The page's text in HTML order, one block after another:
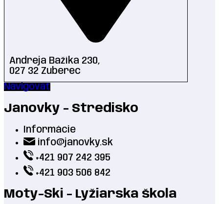
Andreja Bažíka 230,
027 32 Zuberec
Navigovať
Janovky - Stredisko
Informácie
info@janovky.sk
+421 907 242 395
+421 903 506 842
Moty-Ski - Lyžiarska škola